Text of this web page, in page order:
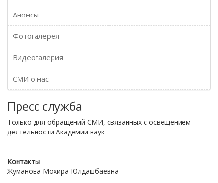
Анонсы
Фотогалерея
Видеогалерия
СМИ о нас
Пресс служба
Только для обращений СМИ, связанных с освещением
деятельности Академии наук
Контакты
Жуманова Мохира Юлдашбаевна